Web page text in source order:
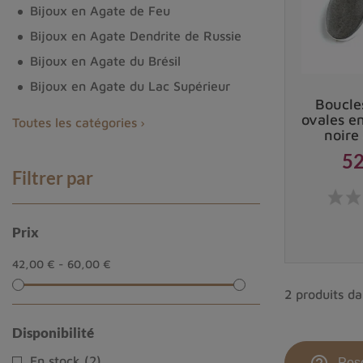
Qu'est-ce qu'une obsidienne Silver
L'obsidienne silver black sheen , également
lave riche en silice. Cette matière dure et vitreuse
majoritairement composée de calcédoine, un
La formation de l'obsidienne silver black
Les conditions nécessaires à la formation d'une
faut que la pression soit suffisamment faible pour
Bijoux en Agate de Feu
Bijoux en Agate Dendrite de Russie
Bijoux en Agate du Brésil
Bijoux en Agate du Lac Supérieur
Toutes les catégories
Filtrer par
Prix
42,00 € - 60,00 €
Disponibilité
ovales
noire
2 produits